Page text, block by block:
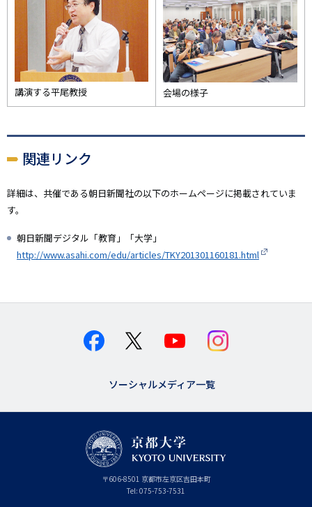
講演する平尾教授 会場の様子
関連リンク
詳細は、共催である朝日新聞社の以下のホームページに掲載されていま
す。
朝日新聞デジタル「教育」「大学」
http://www.asahi.com/edu/articles/TKY201301160181.html
ソーシャルメディア一覧
〒606-8501 京
都
府
京都市左京区吉田本町
Tel: 075-753-7531